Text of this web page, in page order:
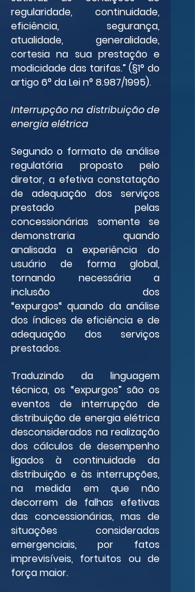
regularidade, continuidade,
eficiência, segurança,
atualidade, generalidade,
cortesia na sua prestação e
modicidade das tarifas.” (§1° do
artigo 6° da Lei n° 8.987/1995).
Interrupção na distribuição de
energia elétrica
Segundo o formato de análise
regulatória proposto pelo
diretor, a efetiva constatação
de adequação dos serviços
prestado pelas
concessionárias somente se
demonstraria quando
analisada a experiência do
usuário de forma global,
tornando necessária a
inclusão dos
“expurgos“ quando da análise
dos índices de eficiência e de
adequação dos serviços
prestados.
Traduzindo da linguagem
técnica, os “expurgos” são os
eventos de interrupção de
distribuição de energia elétrica
desconsiderados na realização
dos cálculos de desempenho
ligados à continuidade da
distribuição e às interrupções,
na medida em que não
decorrem de falhas efetivas
das concessionárias, mas de
situações consideradas
emergenciais, por fatos
imprevisíveis, fortuitos ou de
força maior.